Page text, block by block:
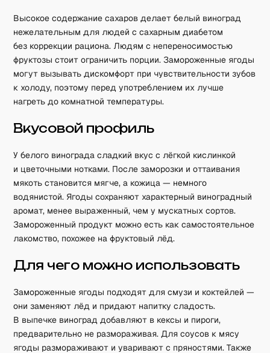
Высокое содержание сахаров делает белый виноград
нежелательным для людей с сахарным диабетом
без коррекции рациона. Людям с непереносимостью
фруктозы стоит ограничить порции. Замороженные ягоды
могут вызывать дискомфорт при чувствительности зубов
к холоду, поэтому перед употреблением их лучше
нагреть до комнатной температуры.
Вкусовой профиль
У белого винограда сладкий вкус с лёгкой кислинкой
и цветочными нотками. После заморозки и оттаивания
мякоть становится мягче, а кожица — немного
водянистой. Ягоды сохраняют характерный виноградный
аромат, менее выраженный, чем у мускатных сортов.
Замороженный продукт можно есть как самостоятельное
лакомство, похожее на фруктовый лёд.
Для чего можно использовать
Замороженные ягоды подходят для смузи и коктейлей —
они заменяют лёд и придают напитку сладость.
В выпечке виноград добавляют в кексы и пироги,
предварительно не размораживая. Для соусов к мясу
ягоды размораживают и уваривают с пряностями. Также